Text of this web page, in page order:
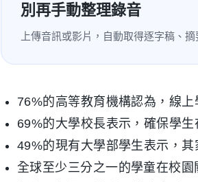
別再手動整理錄音
上傳音訊或影片，自動取得逐字稿、
76%的高等教育機構認為，線
69%的大學校長表示，確保學
49%的現有大學部學生表示，
全球至少三分之一的學童在校